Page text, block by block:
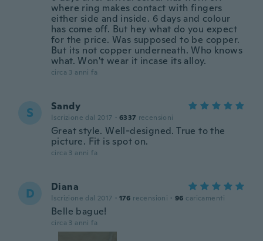
where ring makes contact with fingers
either side and inside. 6 days and colour
has come off. But hey what do you expect
for the price. Was supposed to be copper.
But its not copper underneath. Who knows
what. Won't wear it incase its alloy.
circa 3 anni fa
S Sandy
Iscrizione dal 2017 · 6337 recensioni
Great style. Well-designed. True to the
picture. Fit is spot on.
circa 3 anni fa
D Diana
Iscrizione dal 2017 · 176 recensioni · 96 caricamenti
Belle bague!
circa 3 anni fa